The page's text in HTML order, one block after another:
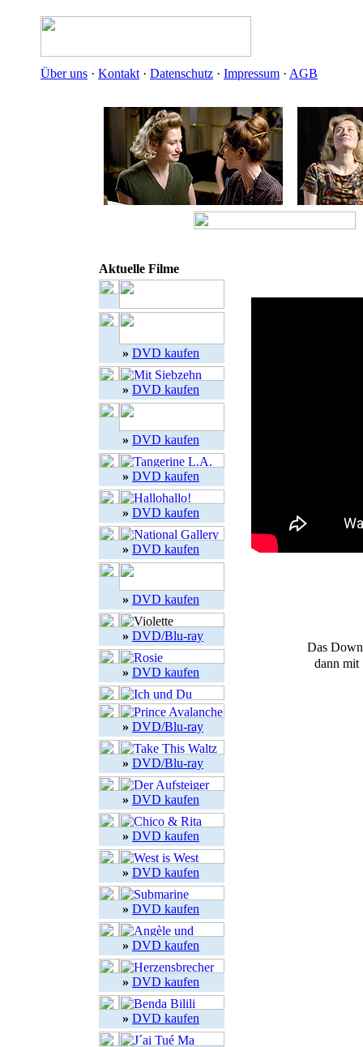
Über uns · Kontakt · Datenschutz · Impressum · AGB
Aktuelle Filme
» DVD kaufen
» DVD kaufen
» DVD kaufen
» DVD kaufen
» DVD kaufen
» DVD kaufen
» DVD kaufen
» DVD/Blu-ray
» DVD kaufen
» DVD/Blu-ray
» DVD/Blu-ray
» DVD kaufen
» DVD kaufen
» DVD kaufen
» DVD kaufen
» DVD kaufen
» DVD kaufen
» DVD kaufen
Das
dann mit